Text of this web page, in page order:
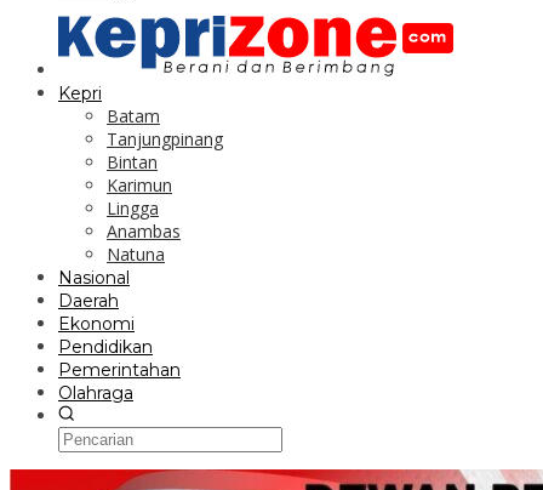
Kepri
Batam
Tanjungpinang
Bintan
Karimun
Lingga
Anambas
Natuna
Nasional
Daerah
Ekonomi
Pendidikan
Pemerintahan
Olahraga